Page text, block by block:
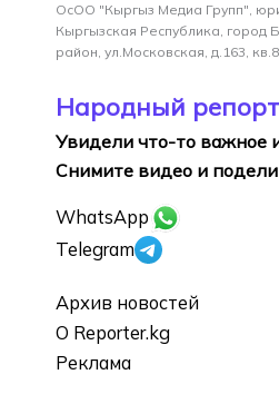
ОсОО "Кыргыз Медиа Групп",
Кыргызская Республика, город
район, ул.Московская, д.163,
Народный
Увидели что-то важное
Снимите видео и
WhatsApp
Telegram
Архив новостей
О Reporter.kg
Реклама